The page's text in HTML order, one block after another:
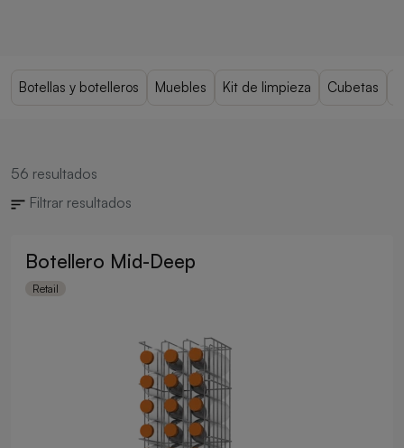
Botellas y botelleros Muebles Kit de limpieza Cubetas
56 resultados
Filtrar resultados
Botellero Mid-Deep
Retail